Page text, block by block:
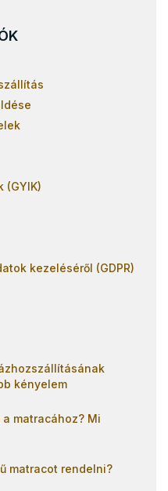
(GYIK)
kezeléséről (GDPR)
kényelem
matracához? Mi
matracot rendelni?